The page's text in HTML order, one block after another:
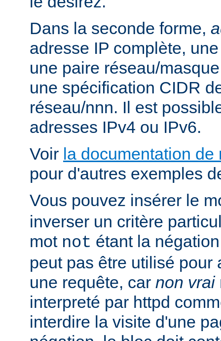
Dans la seconde forme,
adresse IP complète,
une paire réseau/
une spécification CIDR
réseau/nnn. Il est
adresses IPv4 ou IPv6.
Voir la documentation de
pour d'autres exemples
Vous pouvez insérer le
inverser un critère
mot not étant la
peut pas être utilisé pour
une requête, car non vrai
interpreté par httpd
interdire la visite d'une